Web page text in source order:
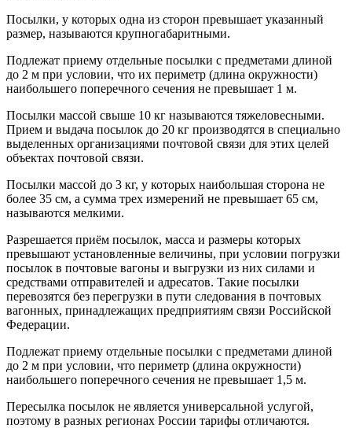
Посылки, у которых одна из сторон превышает указанный
размер, называются крупногабаритными.
Подлежат приему отдельные посылки с предметами длиной
до 2 м при условии, что их периметр (длина окружности)
наибольшего поперечного сечения не превышает 1 м.
Посылки массой свыше 10 кг называются тяжеловесными.
Прием и выдача посылок до 20 кг производятся в специально
выделенных организациями почтовой связи для этих целей
объектах почтовой связи.
Посылки массой до 3 кг, у которых наибольшая сторона не
более 35 см, а сумма трех измерений не превышает 65 см,
называются мелкими.
Разрешается приём посылок, масса и размеры которых
превышают установленные величины, при условии погрузки
посылок в почтовые вагоны и выгрузки из них силами и
средствами отправителей и адресатов. Такие посылки
перевозятся без перегрузки в пути следования в почтовых
вагонных, принадлежащих предприятиям связи Российской
Федерации.
Подлежат приему отдельные посылки с предметами длиной
до 2 м при условии, что периметр (длина окружности)
наибольшего поперечного сечения не превышает 1,5 м.
Пересылка посылок не является универсальной услугой,
поэтому в разных регионах России тарифы отличаются.